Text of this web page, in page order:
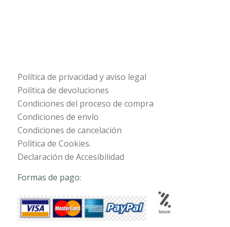
Política de privacidad y aviso legal
Política de devoluciones
Condiciones del proceso de compra
Condiciones de envío
Condiciones de cancelación
Política de Cookies.
Declaración de Accesibilidad
Formas de pago: